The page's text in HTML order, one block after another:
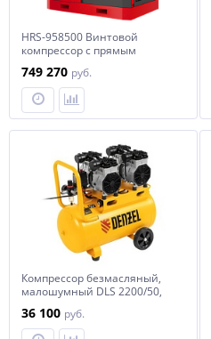
HRS-958500 Винтовой
компрессор с прямым
мин, 10 бар, 55 кВт
749 270 руб.
Компрессор безмасляный,
малошумный DLS 2200/50,
мин// Denzel
36 100 руб.